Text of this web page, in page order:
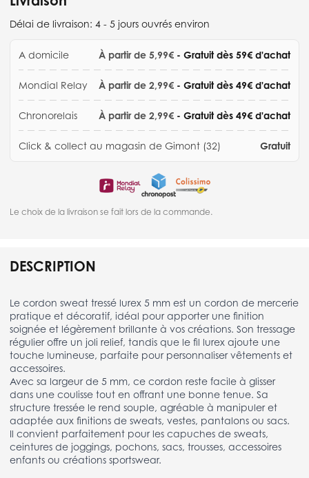
Délai de livraison: 4 - 5 jours ouvrés environ
A domicile À partir de 5,99€ - Gratuit dès 59€ d'achat
Mondial Relay À partir de 2,99€ - Gratuit dès 49€ d'achat
Chronorelais À partir de 2,99€ - Gratuit dès 49€ d'achat
Click & collect au magasin de Gimont (32) Gratuit
Le choix de la livraison se fait lors de la commande.
DESCRIPTION
Le cordon sweat tressé lurex 5 mm est un cordon de mercerie
pratique et décoratif, idéal pour apporter une finition
soignée et légèrement brillante à vos créations. Son tressage
régulier offre un joli relief, tandis que le fil lurex ajoute une
touche lumineuse, parfaite pour personnaliser vêtements et
accessoires.
Avec sa largeur de 5 mm, ce cordon reste facile à glisser
dans une coulisse tout en offrant une bonne tenue. Sa
structure tressée le rend souple, agréable à manipuler et
adaptée aux finitions de sweats, vestes, pantalons ou sacs.
Il convient parfaitement pour les capuches de sweats,
ceintures de joggings, pochons, sacs, trousses, accessoires
enfants ou créations sportswear.